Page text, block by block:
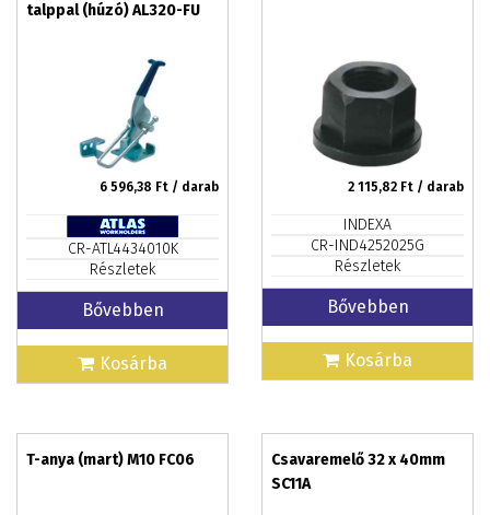
talppal (húzó) AL320-FU
6 596,38 Ft / darab
CR-ATL4434010K
Részletek
Bővebben
Kosárba
2 115,82 Ft / darab
INDEXA
CR-IND4252025G
Részletek
Bővebben
Kosárba
T-anya (mart) M10 FC06
Csavaremelő 32 x 40mm
SC11A